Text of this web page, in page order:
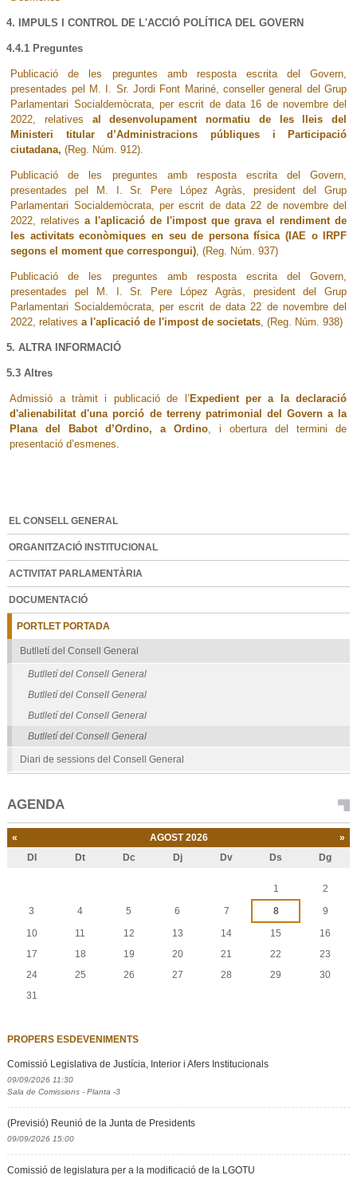
4. IMPULS I CONTROL DE L'ACCIÓ POLÍTICA DEL GOVERN
4.4.1 Preguntes
Publicació de les preguntes amb resposta escrita del Govern,
presentades pel M. I. Sr. Jordi Font Mariné, conseller general del Grup
Parlamentari Socialdemòcrata, per escrit de data 16 de novembre del
2022, relatives al desenvolupament normatiu de les lleis del
Ministeri titular d’Administracions públiques i Participació
ciutadana,(Reg. Núm. 912).
Publicació de les preguntes amb resposta escrita del Govern,
presentades pel M. I. Sr. Pere López Agràs, president del Grup
Parlamentari Socialdemòcrata, per escrit de data 22 de novembre del
2022, relativesa l'aplicació de l'impost que grava el rendiment de
les activitats econòmiques en seu de persona física (IAE o IRPF
segons el moment que correspongui), (Reg. Núm. 937)
Publicació de les preguntes amb resposta escrita del Govern,
presentades pel M. I. Sr. Pere López Agràs, president del Grup
Parlamentari Socialdemòcrata, per escrit de data 22 de novembre del
2022, relativesa l'aplicació de l'impost de societats, (Reg. Núm. 938)
5. ALTRA INFORMACIÓ
5.3 Altres
Admissió a tràmit i publicació de l’ Expedient per a la declaració
d'alienabilitat d'una porció de terreny patrimonial del Govern a la
Plana del Babot d’Ordino, a Ordino, i obertura del termini de
presentació d’esmenes.
EL CONSELL GENERAL
ORGANITZACIÓ INSTITUCIONAL
ACTIVITAT PARLAMENTÀRIA
DOCUMENTACIÓ
PORTLET PORTADA
Butlletí del Consell General
Butlletí del Consell General
Butlletí del Consell General
Butlletí del Consell General
Butlletí del Consell General
Diari de sessions del Consell General
AGENDA
« AGOST 2026 »
Dl Dt Dc Dj Dv Ds Dg
1
2
3
4 5 6 7 8
9
10
11 12 13 14 15
16
17
18 19 20 21 22
23
24
25 26 27 28 29
30
31
PROPERS ESDEVENIMENTS
Comissió Legislativa de Justícia, Interior i Afers Institucionals
09/09/2026 11:30
Sala de Comissions - Planta -3
(Previsió) Reunió de la Junta de Presidents
09/09/2026 15:00
Comissió de legislatura per a la modificació de la LGOTU